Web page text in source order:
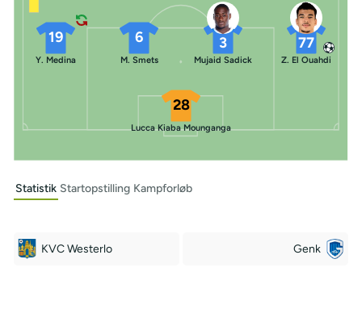
28
Lucca Kiaba Mounganga
19
Y. Medina
6
M. Smets
3
Mujaid Sadick
77
Z. El Ouahdi
Statistik Startopstilling Kampforløb
KVC Westerlo Genk